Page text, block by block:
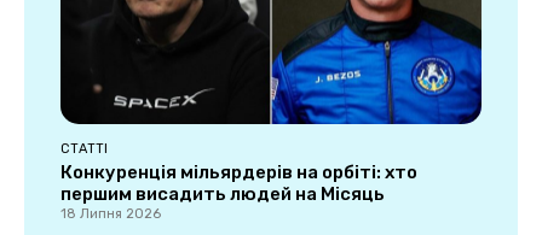
СТАТТІ
Конкуренція мільярдерів на орбіті: хто
першим висадить людей на Місяць
18 Липня 2026